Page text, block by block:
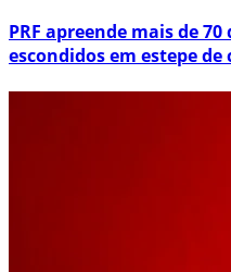
PRF apreende mais de
escondidos em estepe